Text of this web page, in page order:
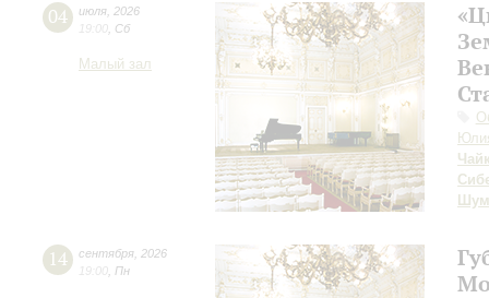
04 июля 2026
19:00 Сб
Малый зал
14 сентября 2026
19:00 Пн